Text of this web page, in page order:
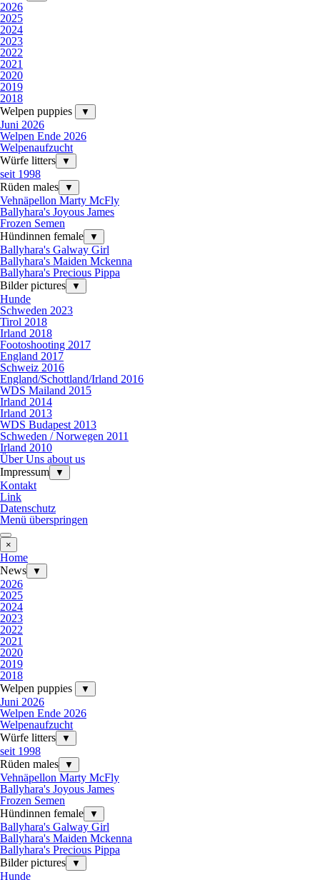
2026
2025
2024
2023
2022
2021
2020
2019
2018
Welpen puppies
▼
Juni 2026
Welpen Ende 2026
Welpenaufzucht
Würfe litters
▼
seit 1998
Rüden males
▼
Vehnäpellon Marty McFly
Ballyhara's Joyous James
Frozen Semen
Hündinnen female
▼
Ballyhara's Galway Girl
Ballyhara's Maiden Mckenna
Ballyhara's Precious Pippa
Bilder pictures
▼
Hunde
Schweden 2023
Tirol 2018
Irland 2018
Footoshooting 2017
England 2017
Schweiz 2016
England/Schottland/Irland 2016
WDS Mailand 2015
Irland 2014
Irland 2013
WDS Budapest 2013
Schweden / Norwegen 2011
Irland 2010
Über Uns about us
Impressum
▼
Kontakt
Link
Datenschutz
Menü überspringen
×
Home
News
▼
2026
2025
2024
2023
2022
2021
2020
2019
2018
Welpen puppies
▼
Juni 2026
Welpen Ende 2026
Welpenaufzucht
Würfe litters
▼
seit 1998
Rüden males
▼
Vehnäpellon Marty McFly
Ballyhara's Joyous James
Frozen Semen
Hündinnen female
▼
Ballyhara's Galway Girl
Ballyhara's Maiden Mckenna
Ballyhara's Precious Pippa
Bilder pictures
▼
Hunde